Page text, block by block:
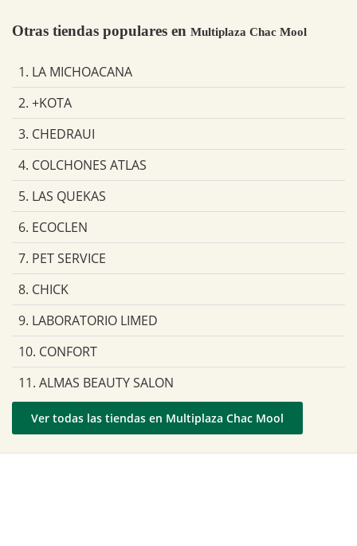
Otras tiendas populares en Multiplaza Chac Mool
1. LA MICHOACANA
2. +KOTA
3. CHEDRAUI
4. COLCHONES ATLAS
5. LAS QUEKAS
6. ECOCLEN
7. PET SERVICE
8. CHICK
9. LABORATORIO LIMED
10. CONFORT
11. ALMAS BEAUTY SALON
Ver todas las tiendas en Multiplaza Chac Mool